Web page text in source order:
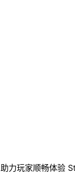
力玩家顺畅体验